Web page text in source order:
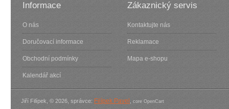
Informace
O nás
Doručovací informace
Obchodní podmínky
Kalendář akcí
Zákaznický servis
Kontaktujte nás
Reklamace
Mapa e-shopu
Jiří Filípek, © 2026, správce: Filípek Pavel core OpenCart